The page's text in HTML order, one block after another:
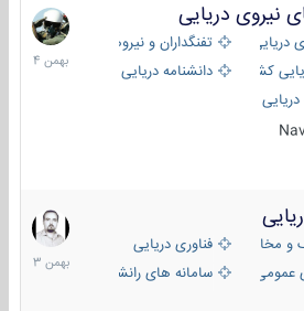
دریایی
تفنگداران و نیروهای ویژه‌ی دریایی
کشورهای مختلفدانشنامه دریایی
کپی
22
بهمن
1404
مخابرات دریاییفناوری دریایی
سامانه های رانشی دریایی
6
بهمن
1403